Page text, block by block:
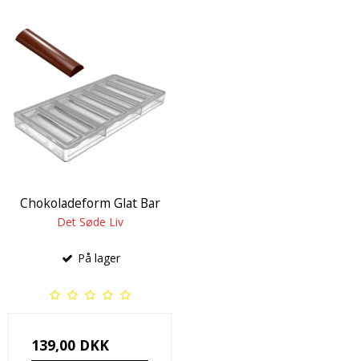
Chokoladeform Glat Bar
Det Søde Liv
På lager
139,00 DKK